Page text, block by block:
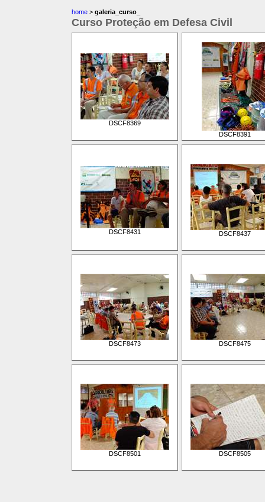
home > galeria_curso_
Curso Proteção em Defesa Civil
DSCF8369
DSCF8391
DSCF8431 DSCF8437
DSCF8473 DSCF8475
DSCF8501 DSCF8505